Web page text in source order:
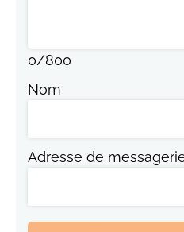
0/800
Nom
Adresse de